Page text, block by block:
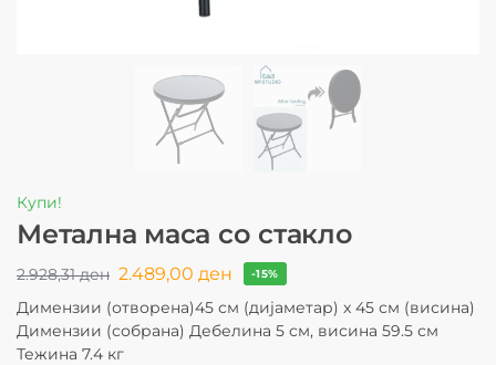
Купи!
Метална маса со стакло
2.928,31ден 2.489,00 ден -15%
Димензии (отворена)45 см (дијаметар) x 45 см (висина)
Димензии (собрана) Дебелина 5 см, висина 59.5 см
Тежина 7.4 кг